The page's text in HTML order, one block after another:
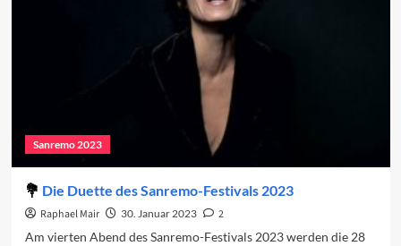
Sanremo 2023
Die Duette des Sanremo-Festivals 2023
Raphael Mair 30. Januar 2023
2
Am vierten Abend des Sanremo-Festivals 2023 werden die 28